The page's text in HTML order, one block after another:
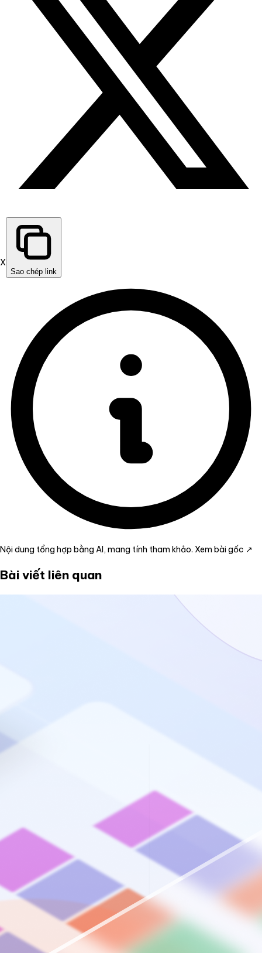
X
Sao chép link
Nội dung tổng hợp bằng AI, mang tính tham khảo. Xem bài gốc ↗
Bài viết liên quan